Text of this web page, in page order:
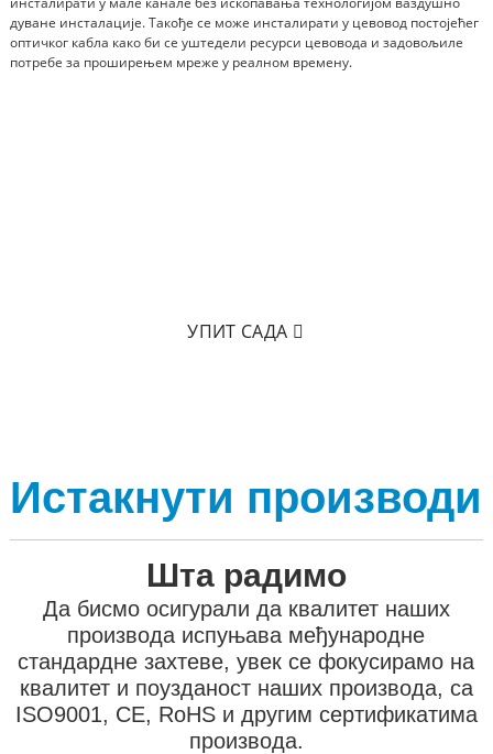
дуване инсталације. Такође се може инсталирати у цевовод постојећег
оптичког кабла како би се уштедели ресурси цевовода и задовољиле
потребе за проширењем мреже у реалном времену.
УПИТ САДА
Истакнути производи
Шта радимо
Да бисмо осигурали да квалитет наших
производа испуњава међународне
стандардне захтеве, увек се фокусирамо на
квалитет и поузданост наших производа, са
ISO9001, CE, RoHS и другим сертификатима
производа.